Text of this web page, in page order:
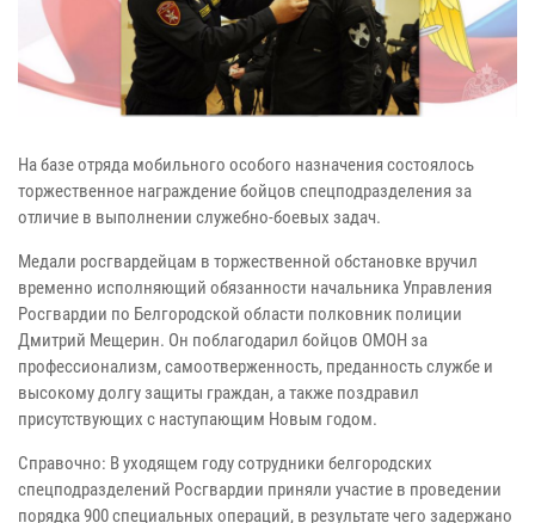
На базе отряда мобильного особого назначения состоялось
торжественное награждение бойцов спецподразделения за
отличие в выполнении служебно-боевых задач.
Медали росгвардейцам в торжественной обстановке вручил
временно исполняющий обязанности начальника Управления
Росгвардии по Белгородской области полковник полиции
Дмитрий Мещерин. Он поблагодарил бойцов ОМОН за
профессионализм, самоотверженность, преданность службе и
высокому долгу защиты граждан, а также поздравил
присутствующих с наступающим Новым годом.
Справочно: В уходящем году сотрудники белгородских
спецподразделений Росгвардии приняли участие в проведении
порядка 900 специальных операций, в результате чего задержано